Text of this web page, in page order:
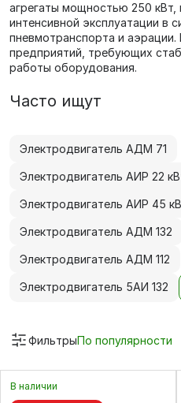
агрегаты мощностью 250 кВт,
интенсивной эксплуатации в
пневмотранспорта и
предприятий, требующих
работы оборудования.
Часто ищут
Электродвигатель АДМ 71
Электродвигатель АИР 22
Электродвигатель АИР 45
Электродвигатель АДМ 132
Электродвигатель АДМ 112
Электродвигатель 5АИ 132
ФильтрыПо популярности
В наличии